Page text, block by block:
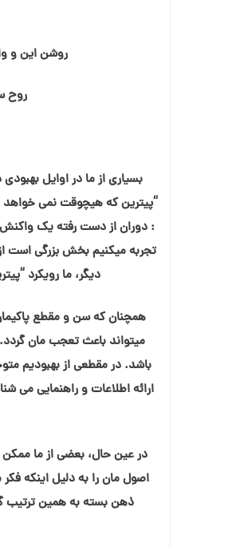
روشن این و
روح
بسیاری از ما در اوایل
“پیترین که هیچوقت نمی خواهد
: دوران از دست رفته یک
تجربه میکنیم بخش بزرگی است
دیگر، ما رویکرد
همچنان که سن و مقطع
باشد. در مقطعی از بهبودیم
ارائه اطلاعات و راهنمایی
در عين حال، بعضی از ما ممکن
اصول مان را به دلیل اینکه
ذهن بسته به همین ترتیب